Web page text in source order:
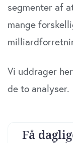
segmenter af
mange
Vi uddrager
de to analyser.